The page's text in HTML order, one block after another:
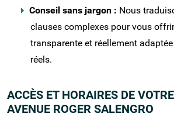
Conseil sans jargon : Nous
clauses complexes pour vous
transparente et réellement
réels.
ACCÈS ET HORAIRES DE
AVENUE ROGER SALENGRO